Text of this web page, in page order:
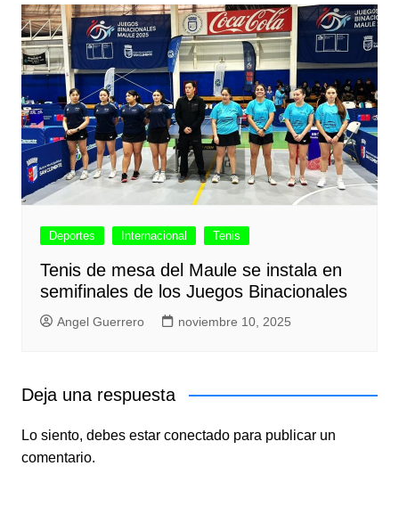
Deportes Internacional Tenis
Tenis de mesa del Maule se instala en
semifinales de los Juegos Binacionales
Angel Guerrero noviembre 10, 2025
Deja una respuesta
Lo siento, debes estar conectadopara publicar un
comentario.